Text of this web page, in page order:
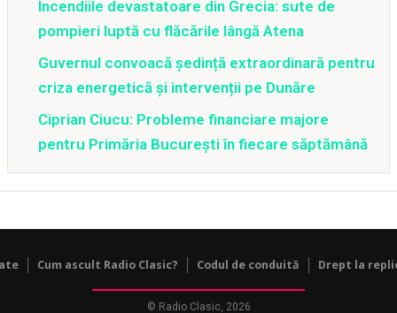
Incendiile devastatoare din Grecia: sute de
pompieri luptă cu flăcările lângă Atena
Guvernul convoacă ședință extraordinară pentru
criza energetică și intervenții pe Dunăre
Ciprian Ciucu: Probleme financiare majore
pentru Primăria București în fiecare săptămână
Cum ascult Radio Clasic? Codul de conduită Drept la
© Radio Clasic, 2026